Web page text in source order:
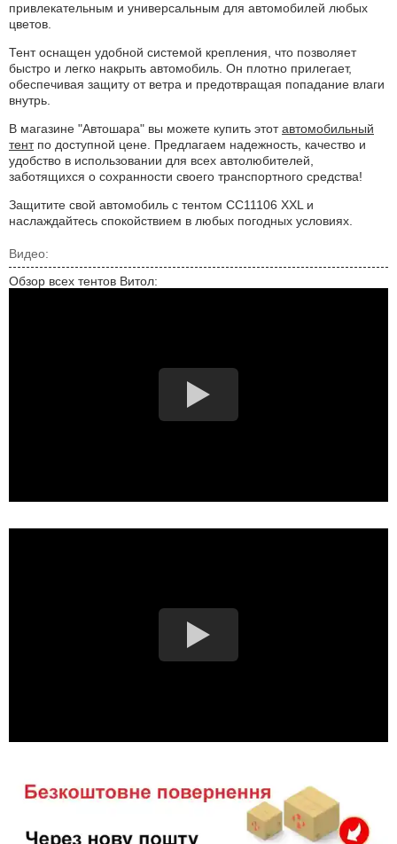
привлекательным и универсальным для автомобилей любых
цветов.
Тент оснащен удобной системой крепления, что позволяет
быстро и легко накрыть автомобиль. Он плотно прилегает,
обеспечивая защиту от ветра и предотвращая попадание влаги
внутрь.
В магазине "Автошара" вы можете купить этотавтомобильный
тентпо доступной цене. Предлагаем надежность, качество и
удобство в использовании для всех автолюбителей,
заботящихся о сохранности своего транспортного средства!
Защитите свой автомобиль с тентом CC11106 XXL и
наслаждайтесь спокойствием в любых погодных условиях.
Видео:
Обзор всех тентов Витол: